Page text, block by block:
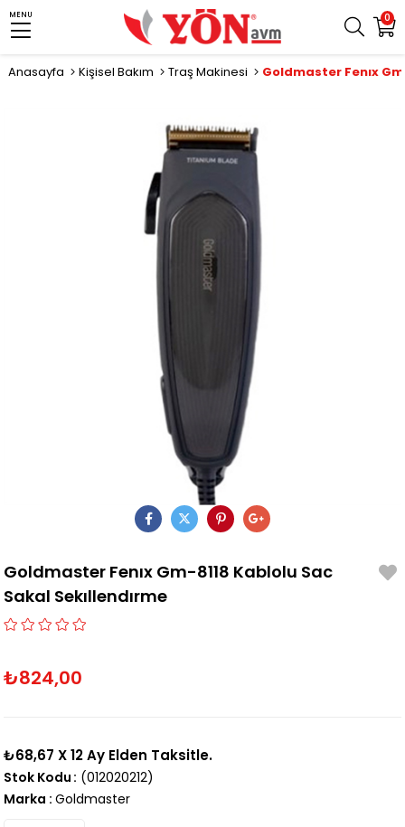
0
MENU
Anasayfa Kişisel Bakım Traş Makinesi
Goldmaster Fenıx Gm-8118 Kablolu Sac
Sakal Sekıllendırme
₺824,00
₺68,67 X 12 Ay Elden Taksitle.
(012020212)
Stok Kodu
Marka : Goldmaster